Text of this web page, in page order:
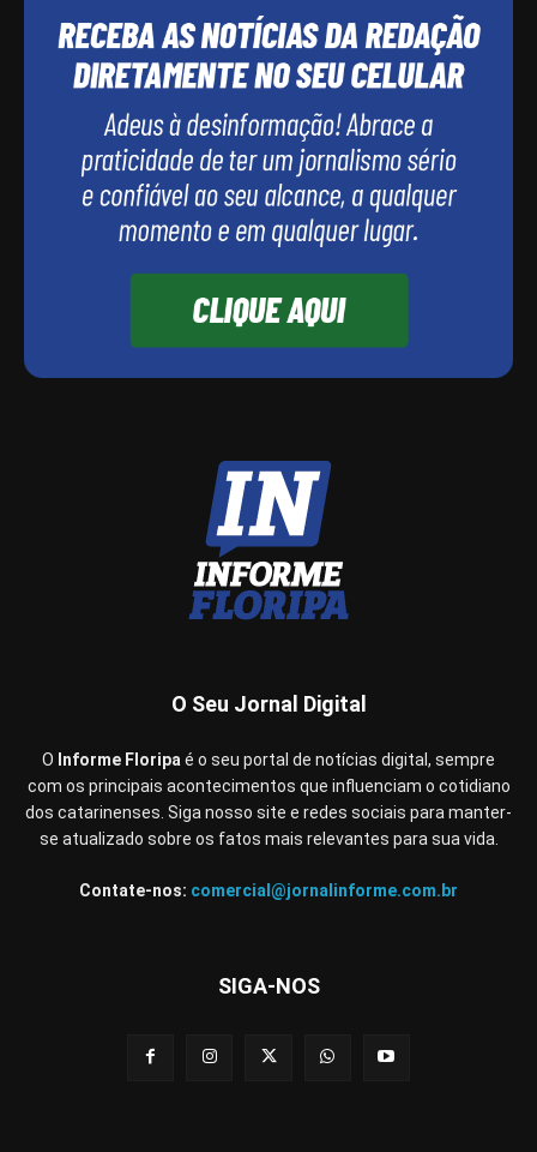
O Seu Jornal Digital
O Informe Floripa é o seu portal de notícias digital, sempre
com os principais acontecimentos que influenciam o cotidiano
dos catarinenses. Siga nosso site e redes sociais para manter-
se atualizado sobre os fatos mais relevantes para sua vida.
Contate-nos: comercial@jornalinforme.com.br
SIGA-NOS